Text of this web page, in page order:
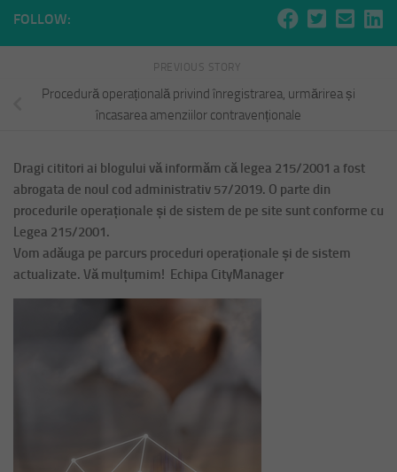
FOLLOW:
PREVIOUS STORY
Procedură operațională privind înregistrarea, urmărirea și
încasarea amenziilor contravenționale
Dragi cititori ai blogului vă informăm că legea 215/2001 a fost
abrogata de noul cod administrativ 57/2019. O parte din
procedurile operaționale și de sistem de pe site sunt conforme cu
Legea 215/2001.
Vom adăuga pe parcurs proceduri operaționale și de sistem
actualizate. Vă mulțumim! Echipa CityManager